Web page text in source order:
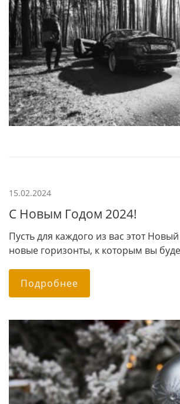
15.02.2024
С Новым Годом 2024!
Пусть для каждого из вас этот
новые горизонты, к которым вы
Подробнее